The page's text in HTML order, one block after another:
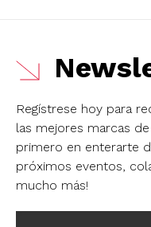
Regístrese hoy para
las mejores marcas
primero en enterarte
próximos eventos,
mucho más!